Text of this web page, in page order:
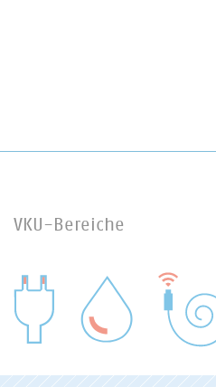
VKU-Bereiche
WASSER/ABWASSER